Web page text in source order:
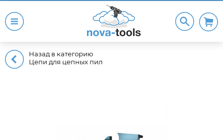
Назад в категорию
Цепи для цепных пил